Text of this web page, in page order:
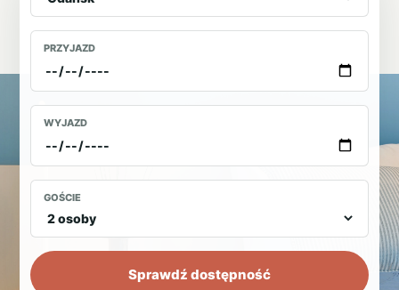
PRZYJAZD
WYJAZD
GOŚCIE
Sprawdź dostępność